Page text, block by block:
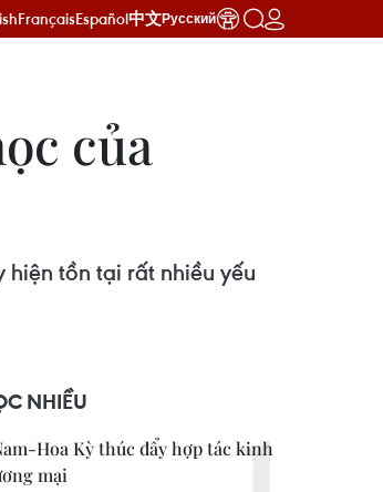
FrançaisEspañol中文Русский
của
tồn tại rất nhiều yếu
NHIỀU
Hoa Kỳ thúc đẩy hợp tác kinh
mại